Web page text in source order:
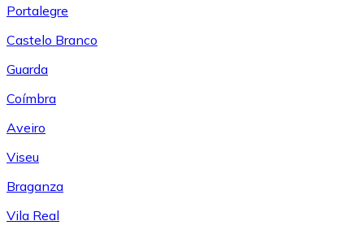
Portalegre
Castelo Branco
Guarda
Coímbra
Aveiro
Viseu
Braganza
Vila Real